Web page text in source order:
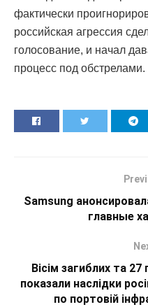
фактически
российская агрессия
голосование, и начал
процесс под обстрелами.
Samsung
главные
Вісім загиблих та
показали наслідки
по портовій